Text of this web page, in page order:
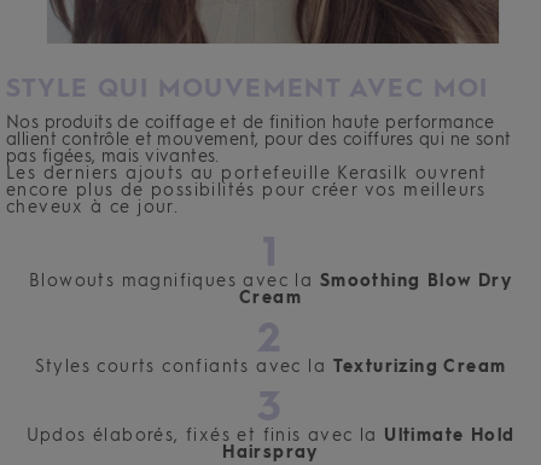
STYLE QUI MOUVEMENT AVEC MOI
Nos produits de coiffage et de finition haute performance
allient contrôle et mouvement, pour des coiffures qui ne sont
pas figées, mais vivantes.
Les derniers ajouts au portefeuille Kerasilk ouvrent
encore plus de possibilités pour créer vos meilleurs
cheveux à ce jour.
1
Blowouts magnifiques avec la Smoothing Blow Dry
Cream
2
Styles courts confiants avec la Texturizing Cream
3
Updos élaborés, fixés et finis avec la Ultimate Hold
Hairspray